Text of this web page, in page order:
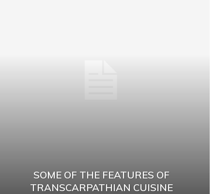
SOME OF THE FEATURES OF
TRANSCARPATHIAN CUISINE